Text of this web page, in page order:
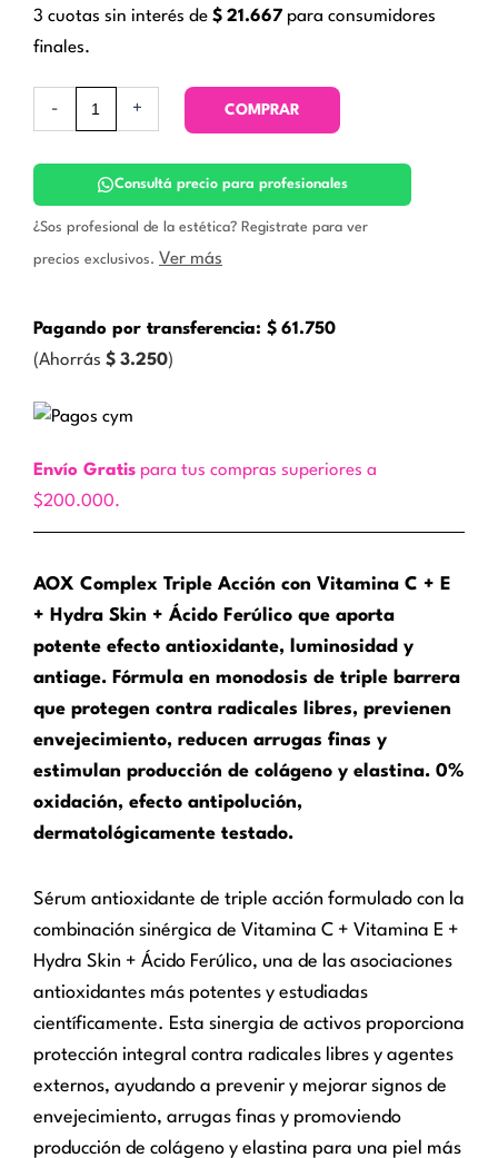
3 cuotas sin interés de $ 21.667 para consumidores
finales.
-
C
Monodosis.
Sulderm
cantidad
+ COMPRAR
Consultá precio para profesionales
¿Sos profesional de la estética? Registrate para ver
precios exclusivos. Ver más
Pagando por transferencia: $ 61.750
(Ahorrás $ 3.250)
Envío Gratis para tus compras superiores a
$200.000.
AOX Complex Triple Acción con Vitamina C + E
+ Hydra Skin + Ácido Ferúlico que aporta
potente efecto antioxidante, luminosidad y
antiage. Fórmula en monodosis de triple barrera
que protegen contra radicales libres, previenen
envejecimiento, reducen arrugas finas y
estimulan producción de colágeno y elastina. 0%
oxidación, efecto antipolución,
dermatológicamente testado.
Sérum antioxidante de triple acción formulado con la
combinación sinérgica de Vitamina C + Vitamina E +
Hydra Skin + Ácido Ferúlico, una de las asociaciones
antioxidantes más potentes y estudiadas
científicamente. Esta sinergia de activos proporciona
protección integral contra radicales libres y agentes
externos, ayudando a prevenir y mejorar signos de
envejecimiento, arrugas finas y promoviendo
producción de colágeno y elastina para una piel más